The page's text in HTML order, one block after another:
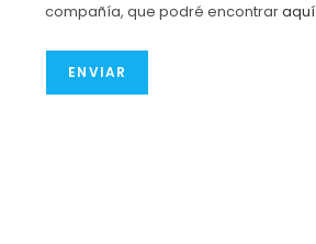
compañía, que podré encontraraquí
ENVIAR